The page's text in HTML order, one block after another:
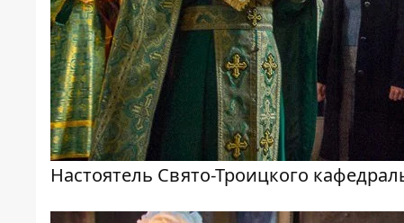
Настоятель Свято-Троицкого